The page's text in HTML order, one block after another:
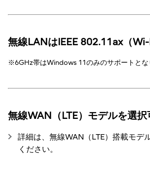
無線LANはIEEE 802.11ax（
※6GHz帯はWindows 11のみのサポートとな
無線WAN（LTE）モデルを選択
詳細は、無線WAN（LTE）搭載モデ
ください。